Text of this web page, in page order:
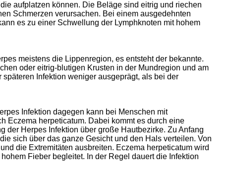
aufplatzen können. Die Beläge sind eitrig und riechen
Schmerzen verursachen. Bei einem ausgedehnten
es zu einer Schwellung der Lymphknoten mit hohem
meistens die Lippenregion, es entsteht der bekannte.
oder eitrig-blutigen Krusten in der Mundregion und am
Infektion weniger ausgeprägt, als bei der
Infektion dagegen kann bei Menschen mit
Eczema herpeticatum. Dabei kommt es durch eine
der Herpes Infektion über große Hautbezirke. Zu Anfang
sich über das ganze Gesicht und den Hals verteilen. Von
die Extremitäten ausbreiten. Eczema herpeticatum wird
Fieber begleitet. In der Regel dauert die Infektion